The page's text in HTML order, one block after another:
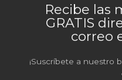
Recibe las
GRATIS
correo
¡Suscríbete a nuestro